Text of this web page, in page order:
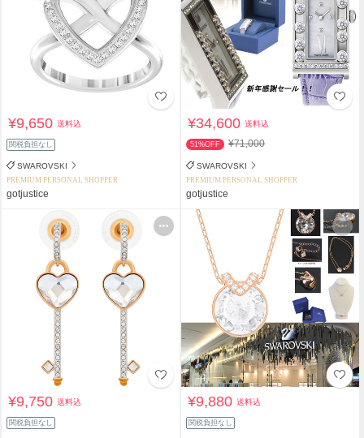
¥9,650送料込
関税負担なし
SWAROVSKI
PREMIUM PERSONAL SHOPPER
gotjustice
¥34,600送料込
51%OFF ¥71,000
SWAROVSKI
PREMIUM PERSONAL SHOPPER
gotjustice
¥9,750送料込
関税負担なし
¥9,880送料込
関税負担なし